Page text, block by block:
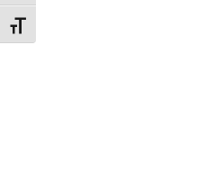
Toggle Font size